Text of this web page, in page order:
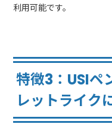
利用可能です。
特徴3：USIペ
レットライク